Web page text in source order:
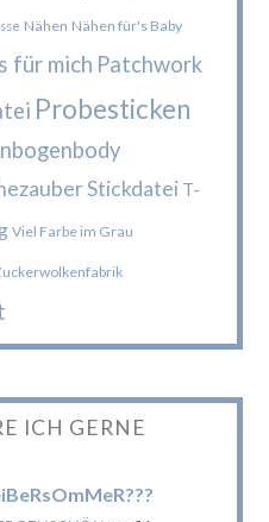
Nähen Nähen für's Baby
für mich Patchwork
Probesticken
Stickdatei T-
Viel Farbe im Grau
ICH GERNE